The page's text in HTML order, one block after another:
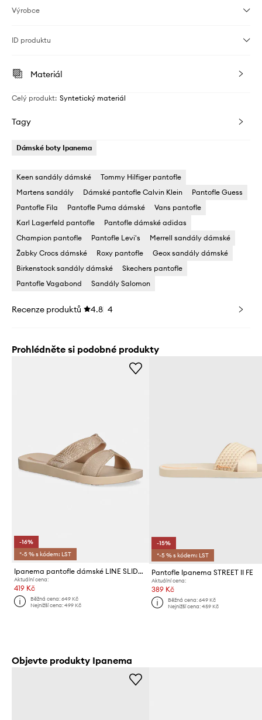
Výrobce
ID produktu
Materiál
Celý produkt: Syntetický materiál
Tagy
Dámské boty Ipanema
Keen sandály dámské
Tommy Hilfiger pantofle
Martens sandály
Dámské pantofle Calvin Klein
Pantofle Guess
Pantofle Fila
Pantofle Puma dámské
Vans pantofle
Karl Lagerfeld pantofle
Pantofle dámské adidas
Champion pantofle
Pantofle Levi's
Merrell sandály dámské
Žabky Crocs dámské
Roxy pantofle
Geox sandály dámské
Birkenstock sandály dámské
Skechers pantofle
Pantofle Vagabond
Sandály Salomon
Recenze produktů 4.8 4
Prohlédněte si podobné produkty
-16%
*-5 % s kódem: LST
Ipanema pantofle dámské LINE SLIDE F
Aktuální cena:
419 Kč
Běžná cena:649 Kč
Nejnižší cena:499 Kč
-15%
*-5 % s kódem: LST
Pantofle Ipanema STREET II FE
Aktuální cena:
389 Kč
Běžná cena: 649 Kč
Nejnižší cena: 459 Kč
Objevte produkty Ipanema